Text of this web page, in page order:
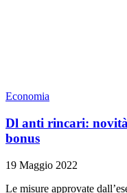
Economia
Dl anti rincari:
bonus
19 Maggio 2022
Le misure approvate